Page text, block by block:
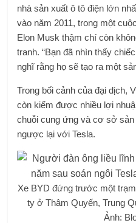
nhà sản xuất ô tô điện lớn
vào năm 2011, trong một
Elon Musk thậm chí còn
tranh. “Bạn đã nhìn thấy
nghĩ rằng họ sẽ tạo ra một
Trong bối cảnh của đại dịch,
còn kiếm được nhiều lợi
chuỗi cung ứng và cơ sở
ngược lại với Tesla.
Xe BYD đứng trước một
ty ở Thâm Quyến, Trung
Ảnh: